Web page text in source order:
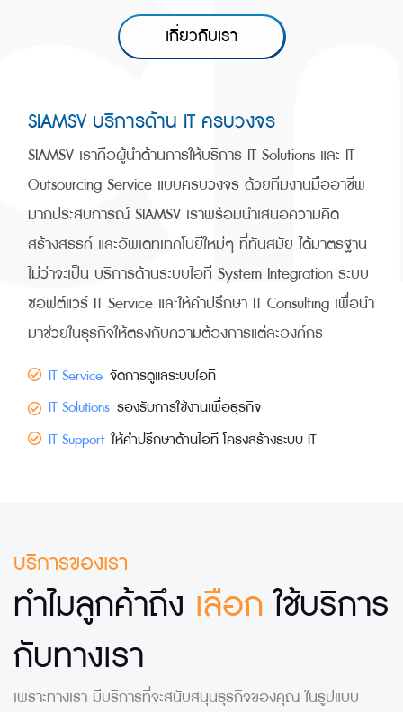
เกี่ยวกับเรา
SIAMSV บริการด้าน IT ครบวงจร
SIAMSV เราคือผู้นำด้านการให้บริการ IT Solutions และ IT
Outsourcing Service แบบครบวงจร ด้วยทีมงานมืออาชีพ
มากประสบการณ์ SIAMSV เราพร้อมนำเสนอความคิด
สร้างสรรค์ และอัพเดทเทคโนยีใหม่ๆ ที่ทันสมัย ได้มาตรฐาน
ไม่ว่าจะเป็น บริการด้านระบบไอที System Integration ระบบ
ซอฟต์แวร์ IT Service และให้คำปรึกษา IT Consulting เพื่อนำ
มาช่วยในธุรกิจให้ตรงกับความต้องการแต่ละองค์กร
IT Service จัดการดูแลระบบไอที
IT Solutions รองรับการใช้งานเพื่อธุรกิจ
IT Support ให้คำปรึกษาด้านไอที โครงสร้างระบบ IT
บริการของเรา
ทำไมลูกค้าถึง เลือกใช้บริการ
กับทางเรา
เพราะทางเรา มีบริการที่จะสนับสนุนธุรกิจของคุณ ในรูปแบบ